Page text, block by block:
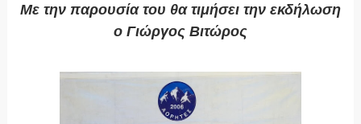
Με την παρουσία του θα τιμήσει την εκδήλωση
ο Γιώργος Βιτώρος